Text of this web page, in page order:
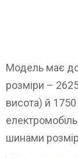
Модель має
розміри –
висота) й
шинами